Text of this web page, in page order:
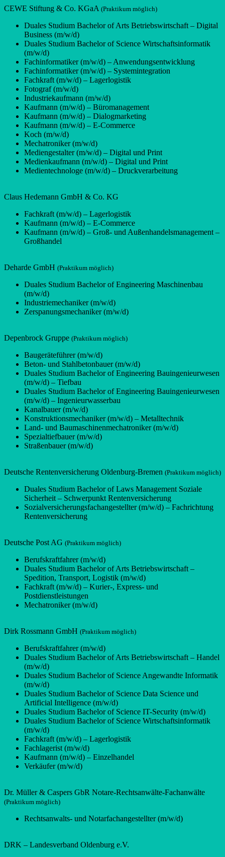
CEWE Stiftung & Co. KGaA (Praktikum möglich)
Duales Studium Bachelor of Arts Betriebswirtschaft – Digital
Business (m/w/d)
Duales Studium Bachelor of Science Wirtschaftsinformatik
(m/w/d)
Fachinformatiker (m/w/d) – Anwendungsentwicklung
Fachinformatiker (m/w/d) – Systemintegration
Fachkraft (m/w/d) – Lagerlogistik
Fotograf (m/w/d)
Industriekaufmann (m/w/d)
Kaufmann (m/w/d) – Büromanagement
Kaufmann (m/w/d) – Dialogmarketing
Kaufmann (m/w/d) – E-Commerce
Koch (m/w/d)
Mechatroniker (m/w/d)
Mediengestalter (m/w/d) – Digital und Print
Medienkaufmann (m/w/d) – Digital und Print
Medientechnologe (m/w/d) – Druckverarbeitung
Claus Hedemann GmbH & Co. KG
Fachkraft (m/w/d) – Lagerlogistik
Kaufmann (m/w/d) – E-Commerce
Kaufmann (m/w/d) – Groß- und Außenhandelsmanagement –
Großhandel
Deharde GmbH (Praktikum möglich)
Duales Studium Bachelor of Engineering Maschinenbau
(m/w/d)
Industriemechaniker (m/w/d)
Zerspanungsmechaniker (m/w/d)
Depenbrock Gruppe (Praktikum möglich)
Baugeräteführer (m/w/d)
Beton- und Stahlbetonbauer (m/w/d)
Duales Studium Bachelor of Engineering Bauingenieurwesen
(m/w/d) – Tiefbau
Duales Studium Bachelor of Engineering Bauingenieurwesen
(m/w/d) – Ingenieurwasserbau
Kanalbauer (m/w/d)
Konstruktionsmechaniker (m/w/d) – Metalltechnik
Land- und Baumaschinenmechatroniker (m/w/d)
Spezialtiefbauer (m/w/d)
Straßenbauer (m/w/d)
Deutsche Rentenversicherung Oldenburg-Bremen (Praktikum möglich)
Duales Studium Bachelor of Laws Management Soziale
Sicherheit – Schwerpunkt Rentenversicherung
Sozialversicherungsfachangestellter (m/w/d) – Fachrichtung
Rentenversicherung
Deutsche Post AG (Praktikum möglich)
Berufskraftfahrer (m/w/d)
Duales Studium Bachelor of Arts Betriebswirtschaft –
Spedition, Transport, Logistik (m/w/d)
Fachkraft (m/w/d) – Kurier-, Express- und
Postdienstleistungen
Mechatroniker (m/w/d)
Dirk Rossmann GmbH (Praktikum möglich)
Berufskraftfahrer (m/w/d)
Duales Studium Bachelor of Arts Betriebswirtschaft – Handel
(m/w/d)
Duales Studium Bachelor of Science Angewandte Informatik
(m/w/d)
Duales Studium Bachelor of Science Data Science und
Artificial Intelligence (m/w/d)
Duales Studium Bachelor of Science IT-Security (m/w/d)
Duales Studium Bachelor of Science Wirtschaftsinformatik
(m/w/d)
Fachkraft (m/w/d) – Lagerlogistik
Fachlagerist (m/w/d)
Kaufmann (m/w/d) – Einzelhandel
Verkäufer (m/w/d)
Dr. Müller & Caspers GbR Notare-Rechtsanwälte-Fachanwälte
(Praktikum möglich)
Rechtsanwalts- und Notarfachangestellter (m/w/d)
DRK – Landesverband Oldenburg e.V.